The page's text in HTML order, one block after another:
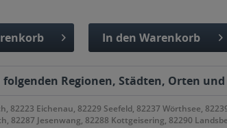
In den Warenkorb
Regionen, Städten, Orten
82223 Eichenau, 82229 Seefeld, 82237 Wörthsee,
82287 Jesenwang, 82288 Kottgeisering, 82290